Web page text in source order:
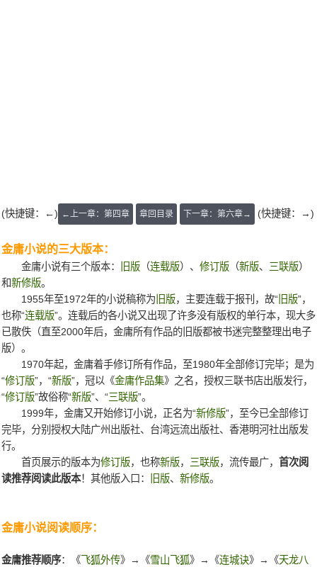
(快捷键：←) ←上一章：第四章 章回目录 下一章：第六章→ (快捷键：→)
金庸小说的三大版本：
金庸小说有三个版本： 旧版 （连载版）、 修订版 （新版、 三联版）
和新修版。
1955年至1972年的小说稿称为 旧版，主要连载于报刊，故“ 旧版”，
也称“连载版”。连载后的各小说又出现了许多没有版权的单行本，现大多
已散佚（直至2000年后，金庸所有作品的旧版都被书迷完整整理出电子
版）。
1970年起，金庸着手修订所有作品，至1980年全部修订完毕；是为
“修订版”，“新版”，冠以《金庸作品集》之名，授权三联书店出版发行，
“修订版”故俗称“新版”、“三联版”。
1999年，金庸又开始修订小说，正名为“新修版”，至今已全部修订
完毕，分别授权大陆广州出版社、台湾远流出版社、香港明河社出版发
行。
首页展示的版本为修订版，也称新版， 三联版，流传最广， 首次阅
读推荐阅读此版本！其他版入口： 旧版、 新修版。
金庸小说阅读顺序：
金庸推荐顺序：《飞狐外传》→《雪山飞狐》→《连城诀》→《天龙八